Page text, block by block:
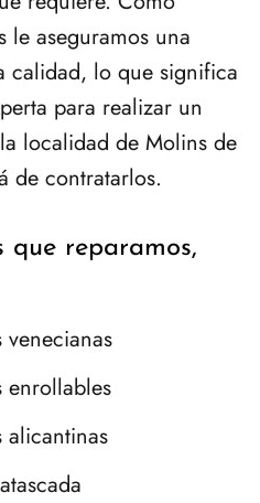
le aseguramos una
calidad, lo que significa
para realizar un
localidad de Molins de
de contratarlos.
que reparamos,
enrollables
alicantinas